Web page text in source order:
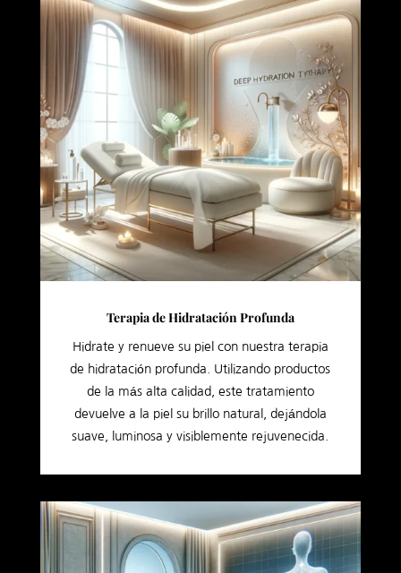
Terapia de Hidratación Profunda
Hidrate y renueve su piel con nuestra terapia
de hidratación profunda. Utilizando productos
de la más alta calidad, este tratamiento
devuelve a la piel su brillo natural, dejándola
suave, luminosa y visiblemente rejuvenecida.